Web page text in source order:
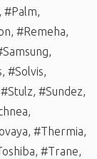
, #Palm,
, #Remeha,
,
, #Solvis,
#Stulz, #Sundez,
,
, #Thermia,
, #Trane,